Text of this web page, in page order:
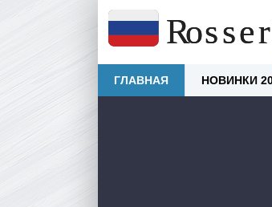
ГЛАВНАЯ НОВИНКИ